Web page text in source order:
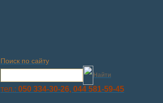
Поиск по сайту
Найти
тел.: 050 334-30-26, 044 581-59-45